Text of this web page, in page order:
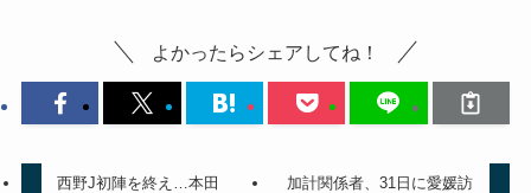
よかったらシェアしてね！
西野J初陣を終え…本田
加計関係者、31日に愛媛訪